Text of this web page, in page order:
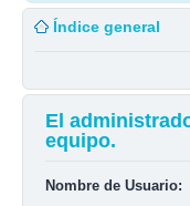
Índice general
El
equipo.
Nombre de Usuario: